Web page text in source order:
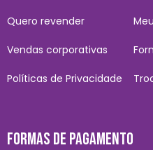
Quero revender
Vendas corporativas
Políticas de Privacidade
FORMAS DE PAGAMENTO